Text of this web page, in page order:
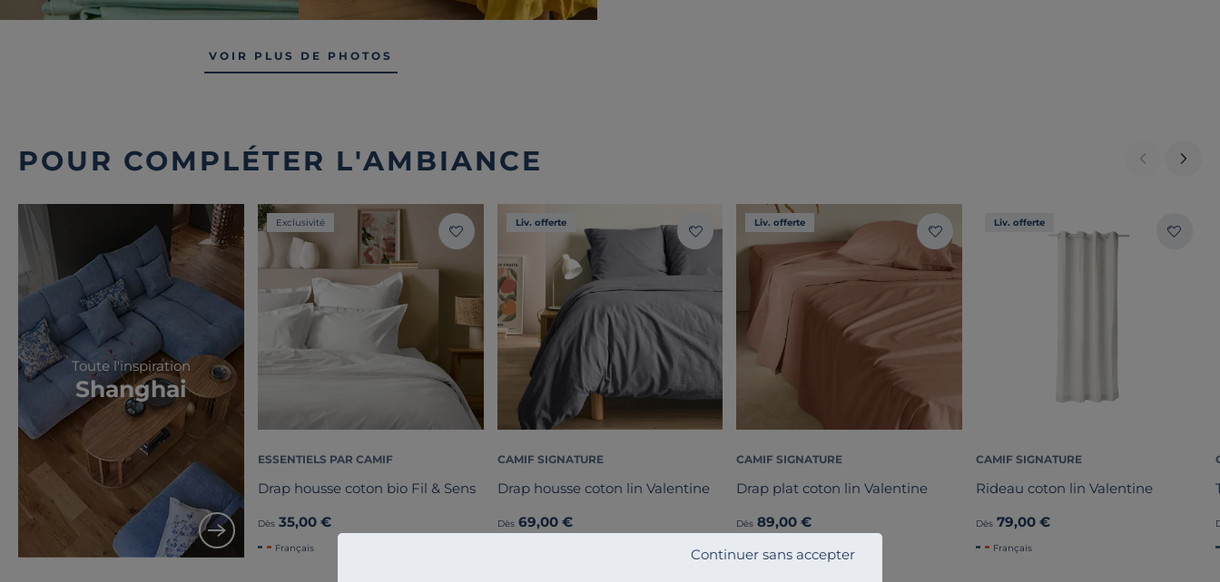
Continuer sans accepter
VOIR PLUS DE PHOTOS
POUR COMPLÉTER L'AMBIANCE
Toute l'inspiration
Shanghai
Exclusivité
ESSENTIELS PAR CAMIF
Drap housse coton bio Fil & Sens
Dès 35,00 €
Français
Liv. offerte
CAMIF SIGNATURE
Drap housse coton lin Valentine
Dès 69,00 €
Liv. offerte
CAMIF SIGNATURE
Drap plat coton lin Valentine
Dès 89,00 €
Liv. offerte
CAMIF SIGNATURE
Rideau coton lin Valentine
Dès 79,00 €
Français